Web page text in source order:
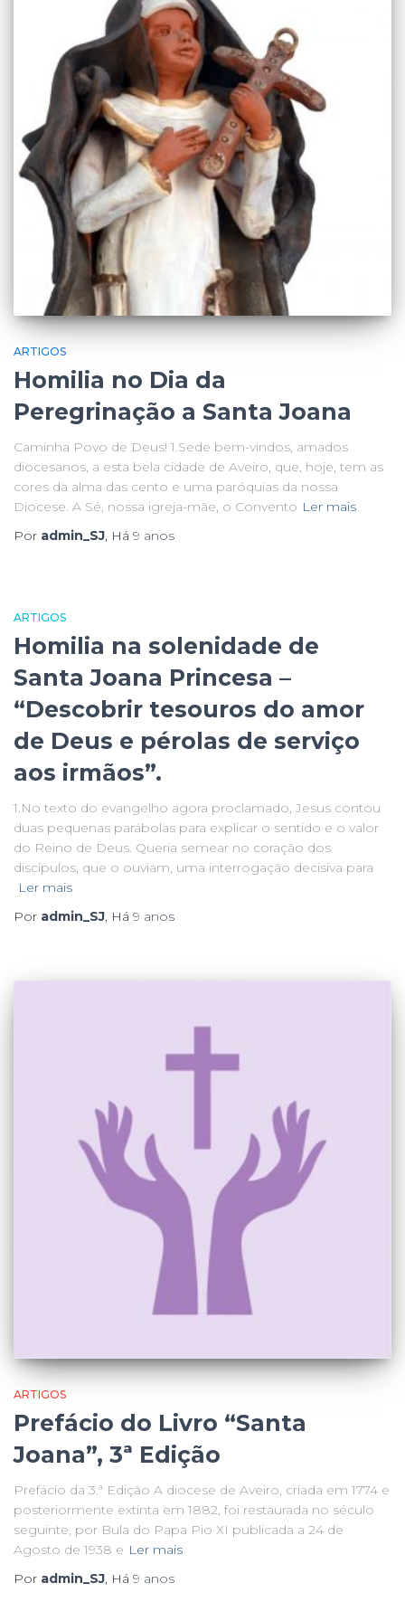
r
:
ARTIGOS
Homilia no Dia da
Peregrinação a Santa Joana
Caminha Povo de Deus! 1.Sede bem-vindos, amados
diocesanos, a esta bela cidade de Aveiro, que, hoje, tem as
cores da alma das cento e uma paróquias da nossa
Diocese. A Sé, nossa igreja-mãe, o Convento Ler mais
Por admin_SJ, Há 9 anos
ARTIGOS
Homilia na solenidade de
Santa Joana Princesa –
“Descobrir tesouros do amor
de Deus e pérolas de serviço
aos irmãos”.
1.No texto do evangelho agora proclamado, Jesus contou
duas pequenas parábolas para explicar o sentido e o valor
do Reino de Deus. Queria semear no coração dos
discípulos, que o ouviam, uma interrogação decisiva para
Ler mais
Por admin_SJ, Há 9 anos
ARTIGOS
Prefácio do Livro “Santa
Joana”, 3ª Edição
Prefácio da 3.ª Edição A diocese de Aveiro, criada em 1774 e
posteriormente extinta em 1882, foi restaurada no século
seguinte, por Bula do Papa Pio XI publicada a 24 de
Agosto de 1938 e Ler mais
Por admin_SJ, Há 9 anos